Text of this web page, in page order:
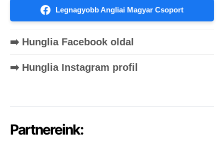
Legnagyobb Angliai Magyar Csoport
➡️ Hunglia Facebook oldal
➡️ Hunglia Instagram profil
Partnereink: